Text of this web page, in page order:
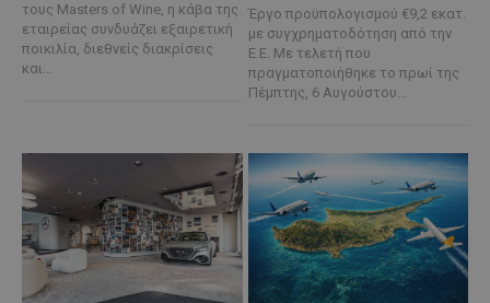
τους Masters of Wine, η κάβα της
εταιρείας συνδυάζει εξαιρετική
ποικιλία, διεθνείς διακρίσεις
και...
Έργο προϋπολογισμού €9,2 εκατ.
με συγχρηματοδότηση από την
Ε.Ε. Με τελετή που
πραγματοποιήθηκε το πρωί της
Πέμπτης, 6 Αυγούστου...